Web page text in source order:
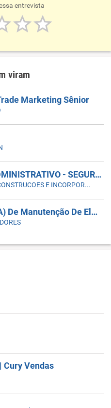
entrevista
viram
Marketing Sênior
AUXILIAR ADMINISTRATIVO - SEGURANÇA DO TRABALHO
TIBERIO CONSTRUCOES E INCORPORACOES
Supervisor (A) De Manutenção De Elevadores
Cury Vendas